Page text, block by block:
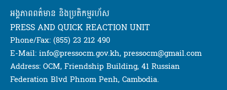
អង្គភាពពត៌មាន និងប្រតិកម្មរហ័ស
PRESS AND QUICK REACTION UNIT
Phone/Fax: (855) 23 212 490
E-Mail: info@pressocm.gov.kh, pressocm@gmail.com
Address: OCM, Friendship Building, 41 Russian
Federation Blvd Phnom Penh, Cambodia.